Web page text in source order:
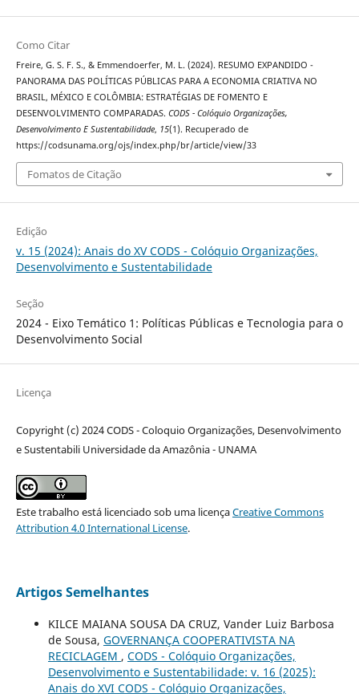
Como Citar
Freire, G. S. F. S., & Emmendoerfer, M. L. (2024). RESUMO EXPANDIDO -
PANORAMA DAS POLÍTICAS PÚBLICAS PARA A ECONOMIA CRIATIVA NO
BRASIL, MÉXICO E COLÔMBIA: ESTRATÉGIAS DE FOMENTO E
DESENVOLVIMENTO COMPARADAS. CODS - Colóquio Organizações,
Desenvolvimento E Sustentabilidade, 15(1). Recuperado de
https://codsunama.org/ojs/index.php/br/article/view/33
Fomatos de Citação
Edição
v. 15 (2024): Anais do XV CODS - Colóquio Organizações,
Desenvolvimento e Sustentabilidade
Seção
2024 - Eixo Temático 1: Políticas Públicas e Tecnologia para o
Desenvolvimento Social
Licença
Copyright (c) 2024 CODS - Coloquio Organizações, Desenvolvimento
e Sustentabili Universidade da Amazônia - UNAMA
Este trabalho está licenciado sob uma licençaCreative Commons
Attribution 4.0 International License.
Artigos Semelhantes
KILCE MAIANA SOUSA DA CRUZ, Vander Luiz Barbosa
de Sousa, GOVERNANÇA COOPERATIVISTA NA
RECICLAGEM , CODS - Colóquio Organizações,
Desenvolvimento e Sustentabilidade: v. 16 (2025):
Anais do XVI CODS - Colóquio Organizações,